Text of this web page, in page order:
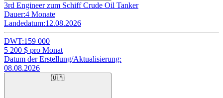
3rd Engineer zum Schiff Crude Oil Tanker
Dauer:4 Monate
Landedatum:12.08.2026
DWT:159 000
5 200 $ pro Monat
Datum der Erstellung/Aktualisierung:
08.08.2026
🇺🇦